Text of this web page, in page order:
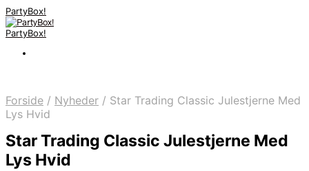
PartyBox!
PartyBox!
Forside / Nyheder / Star Trading Classic Julestjerne Med
Lys Hvid
Star Trading Classic Julestjerne Med
Lys Hvid